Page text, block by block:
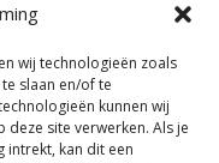
wij technologieën zoals
slaan en/of te
kunnen wij
deze site verwerken. Als je
intrekt, kan dit een